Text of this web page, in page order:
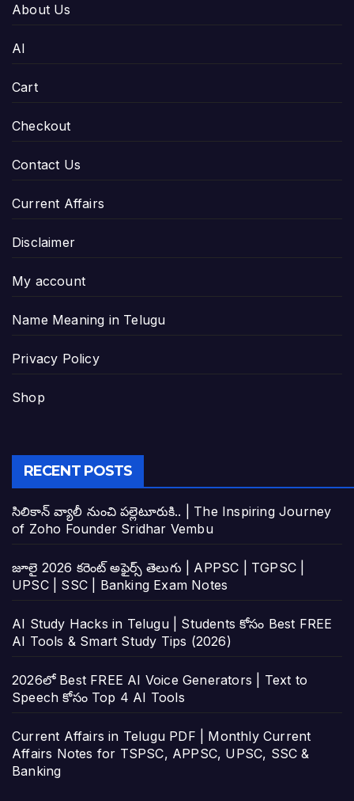
About Us
AI
Cart
Checkout
Contact Us
Current Affairs
Disclaimer
My account
Name Meaning in Telugu
Privacy Policy
Shop
RECENT POSTS
సిలికాన్ వ్యాలీ నుంచి పల్లెటూరుకి.. | The Inspiring Journey
of Zoho Founder Sridhar Vembu
జూలై 2026 కరెంట్ అఫైర్స్ తెలుగు | APPSC | TGPSC |
UPSC | SSC | Banking Exam Notes
AI Study Hacks in Telugu | Students కోసం Best FREE
AI Tools & Smart Study Tips (2026)
2026లో Best FREE AI Voice Generators | Text to
Speech కోసం Top 4 AI Tools
Current Affairs in Telugu PDF | Monthly Current
Affairs Notes for TSPSC, APPSC, UPSC, SSC &
Banking